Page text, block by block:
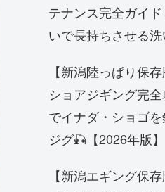
テナンス完全ガイ
いで長持ちさせる洗
【新潟陸っぱり保
ショアジギング完
でイナダ・ショゴ
ジグ🎣【2026年版】
【新潟エギング保